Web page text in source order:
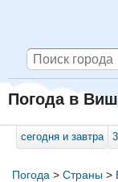
Погода в
сегодня и завтра
Погода > Страны>